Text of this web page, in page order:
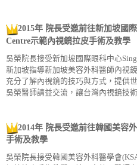
2015年 院長受邀前往新加坡國
Centre示範內視鏡拉皮手術及教學
吳榮院長接受新加坡國際眼科中心
新加坡指導新加坡美容外科醫師內視
充分了解內視鏡的技巧與方式，提供
吳榮醫師請益交流，讓台灣內視鏡技
2014年 院長受邀前往韓國美容
手術及教學
吳榮院長接受韓國美容外科醫學會